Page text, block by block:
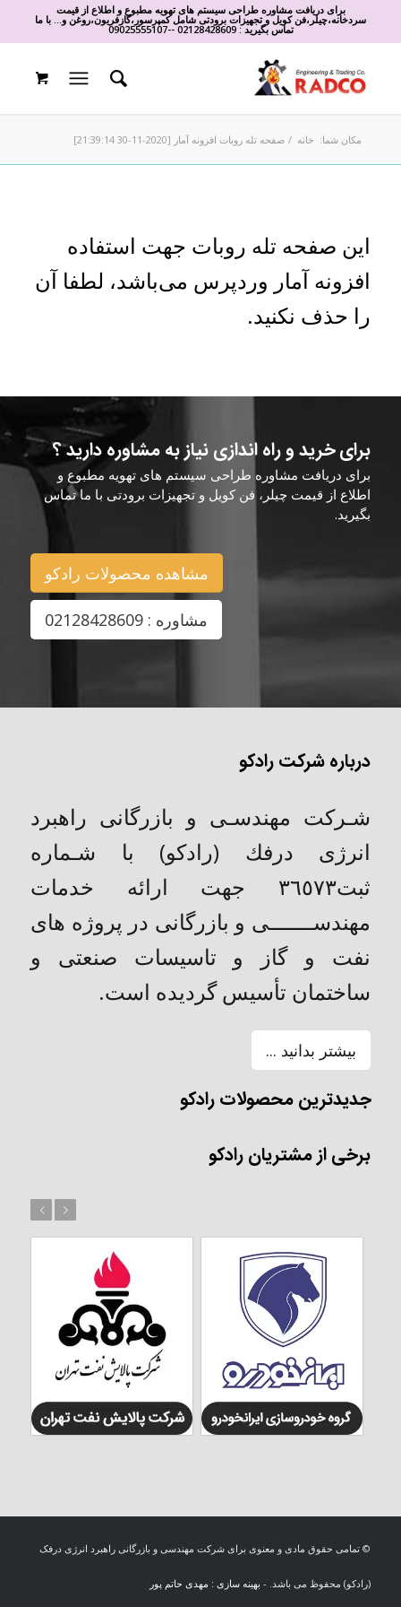
برای دریافت مشاوره طراحی سیستم های تهویه مطبوع و اطلاع از قیمت
سردخانه،چیلر،فن کویل و تجهیزات برودتی شامل کمپرسور،گازفریون،روغن و... با ما
تماس بگیرید :02128428609
-
-
09025555107
مکان شما: خانه / صفحه تله روبات افزونه آمار [2020-11-30 21:39:14]
این صفحه تله روبات جهت استفاده
افزونه آمار وردپرس می‌باشد، لطفا آن
را حذف نکنید.
برای خرید و راه اندازی نیاز به مشاوره دارید ؟
برای دریافت مشاوره طراحی سیستم های تهویه مطبوع و
اطلاع از قیمت چیلر، فن کویل و تجهیزات برودتی با ما تماس
بگیرید.
مشاهده محصولات رادکو
مشاوره : 02128428609
درباره شرکت رادکو
شـركت مهندسـی و بازرگانی راهبرد
انرژی درفك (رادکو) با شـماره
ثبت٣٦٥٧٣ جهت ارائه خدمات
مهندســـــــی و بازرگانی در پروژه های
نفت و گاز و تاسیسات صنعتی و
ساختمان تأسیس گردیده است.
بیشتر بدانید ...
جدیدترین محصولات رادکو
برخی از مشتریان رادکو
© تمامی حقوق مادی و معنوی برای شرکت مهندسی و بازرگانی راهبرد انرژی درفک
(رادکو) محفوظ می باشد. - بهینه سازی : مهدی حاتم پور